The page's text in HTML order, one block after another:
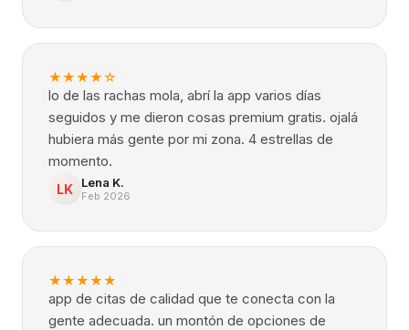
★★★★☆
lo de las rachas mola, abrí la app varios días
seguidos y me dieron cosas premium gratis. ojalá
hubiera más gente por mi zona. 4 estrellas de
momento.
LK Lena K.
Feb 2026
★★★★★
app de citas de calidad que te conecta con la
gente adecuada. un montón de opciones de